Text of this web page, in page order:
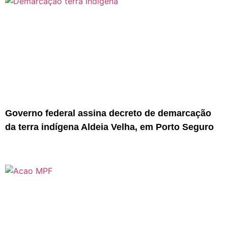
Governo federal assina decreto de demarcação
da terra indígena Aldeia Velha, em Porto Seguro